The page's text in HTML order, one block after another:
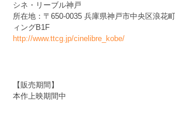
シネ・リーブル神戸
所在地：〒650-0035 兵庫県神戸市中央区浪
ィングB1F
http://www.ttcg.jp/cinelibre_kobe/
【販売期間】
本作上映期間中